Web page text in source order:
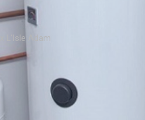
L'Isle Adam